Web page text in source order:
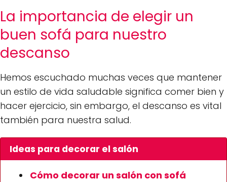
La importancia de elegir un
buen sofá para nuestro
descanso
Hemos escuchado muchas veces que mantener
un estilo de vida saludable significa comer bien y
hacer ejercicio, sin embargo, el descanso es vital
también para nuestra salud.
Ideas para decorar el salón
Cómo decorar un salón con sofá